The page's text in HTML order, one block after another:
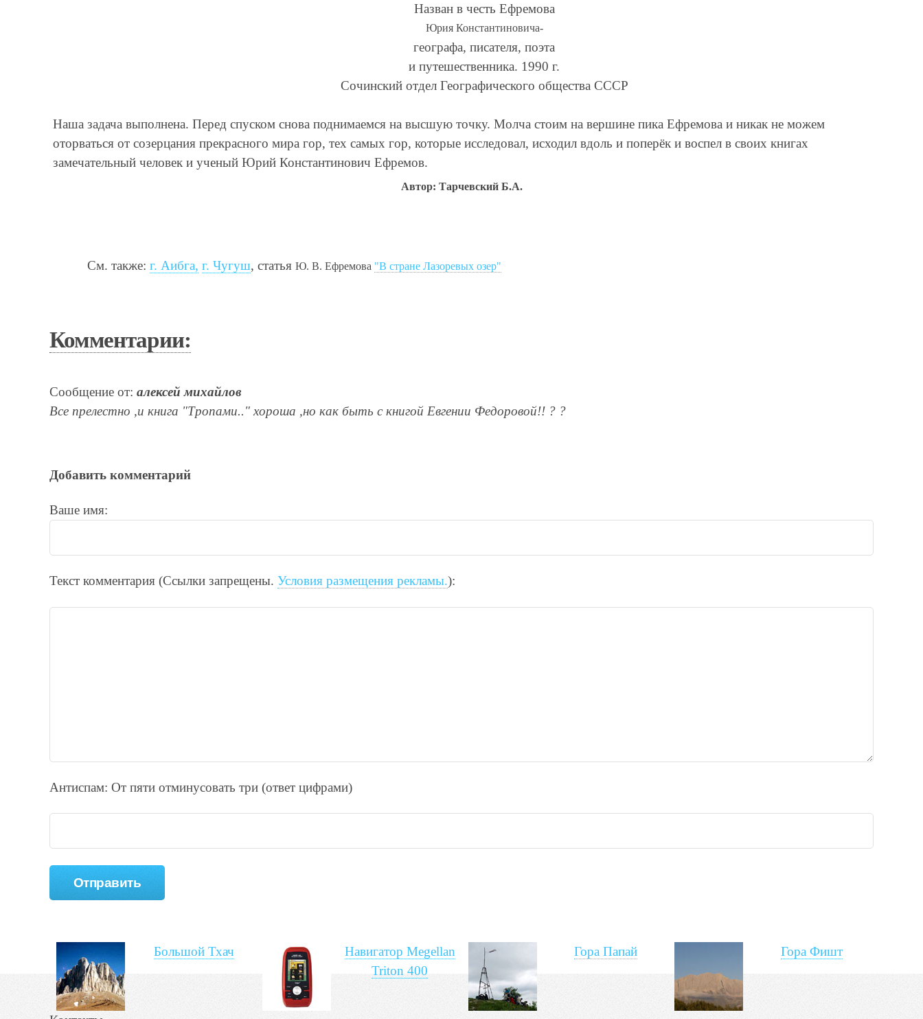
Назван в честь Ефремова
Юрия Константиновича-
географа, писателя, поэта
и путешественника. 1990 г.
Сочинский отдел Географического общества СССР
Наша задача выполнена. Перед спуском снова поднимаемся на высшую точку. Молча стоим на вершине пика Ефремова и никак не можем
оторваться от созерцания прекрасного мира гор, тех самых гор, которые исследовал, исходил вдоль и поперёк и воспел в своих книгах
замечательный человек и ученый Юрий Константинович Ефремов.
Автор: Тарчевский Б.А.
См. также: г. Аибга, г. Чугуш, статья Ю. В. Ефремова "В стране Лазоревых озер"
Комментарии:
Сообщение от: алексей михайлов
Все прелестно ,и книга "Тропами.." хороша ,но как быть с книгой Евгении Федоровой!! ? ?
Добавить комментарий
Ваше имя:
Текст комментария (Ссылки запрещены. Условия размещения рекламы.):
Антиспам: От пяти отминycовать тpи (ответ цифрами)
Большой Тхач
Навигатор Megellan
Triton 400
Гора Папай Гора Фишт